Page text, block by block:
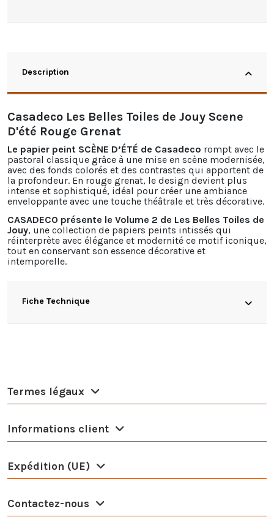
Description
Casadeco Les Belles Toiles de Jouy Scene
D'été Rouge Grenat
Le papier peint SCÈNE D’ÉTÉ de Casadeco rompt avec le
pastoral classique grâce à une mise en scène modernisée,
avec des fonds colorés et des contrastes qui apportent de
la profondeur. En rouge grenat, le design devient plus
intense et sophistiqué, idéal pour créer une ambiance
enveloppante avec une touche théâtrale et très décorative.
CASADECO présente le Volume 2 de Les Belles Toiles de
Jouy, une collection de papiers peints intissés qui
réinterprète avec élégance et modernité ce motif iconique,
tout en conservant son essence décorative et
intemporelle.
Fiche Technique
Termes légaux
Informations client
Expédition (UE)
Contactez-nous